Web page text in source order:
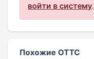
войти в систему.
Похожие ОТТС